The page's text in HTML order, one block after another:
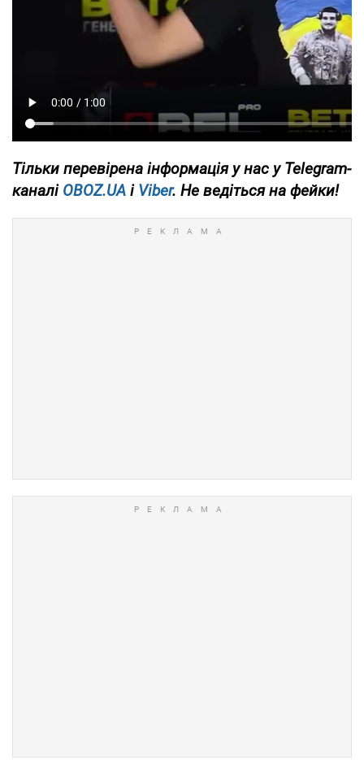
Тільки перевірена інформація у нас у Telegram-
каналі OBOZ.UA і Viber. Не ведіться на фейки!